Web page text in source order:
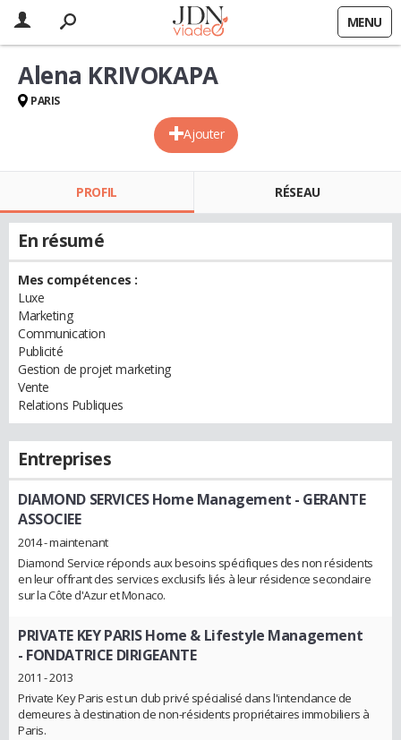
MENU
Ajouter
Alena KRIVOKAPA
PARIS
PROFIL RÉSEAU
En résumé
Mes compétences :
Luxe
Marketing
Communication
Publicité
Gestion de projet marketing
Vente
Relations Publiques
Entreprises
DIAMOND SERVICES Home Management - GERANTE
ASSOCIEE
2014 - maintenant
Diamond Service réponds aux besoins spécifiques des non résidents
en leur offrant des services exclusifs liés à leur résidence secondaire
sur la Côte d'Azur et Monaco.
PRIVATE KEY PARIS Home & Lifestyle Management
- FONDATRICE DIRIGEANTE
2011 - 2013
Private Key Paris est un club privé spécialisé dans l'intendance de
demeures à destination de non-résidents propriétaires immobiliers à
Paris.